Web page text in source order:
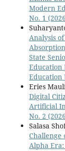
Modern
No. 1
Analysis
State
Education
Education
Eries
Digital
Artificial
No. 2
Salasa
Challenge
Alpha